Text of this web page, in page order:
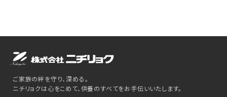
ご家族の絆を守り、深める。
ニチリョクは心をこめて、供養のすべてをお手伝いいたします。